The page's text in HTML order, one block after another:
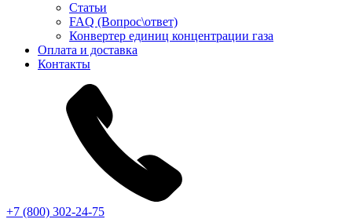
Статьи
FAQ (Вопрос\ответ)
Конвертер единиц концентрации газа
Оплата и доставка
Контакты
+7 (800) 302-24-75